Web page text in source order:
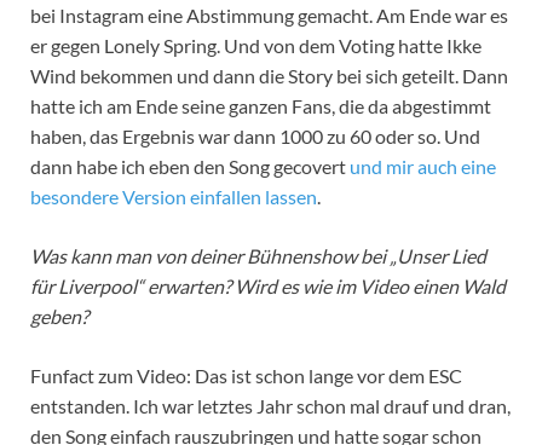
bei Instagram eine Abstimmung gemacht. Am Ende war es
er gegen Lonely Spring. Und von dem Voting hatte Ikke
Wind bekommen und dann die Story bei sich geteilt. Dann
hatte ich am Ende seine ganzen Fans, die da abgestimmt
haben, das Ergebnis war dann 1000 zu 60 oder so. Und
dann habe ich eben den Song gecovert und mir auch eine
besondere Version einfallen lassen.
Was kann man von deiner Bühnenshow bei „Unser Lied
für Liverpool“ erwarten? Wird es wie im Video einen Wald
geben?
Funfact zum Video: Das ist schon lange vor dem ESC
entstanden. Ich war letztes Jahr schon mal drauf und dran,
den Song einfach rauszubringen und hatte sogar schon